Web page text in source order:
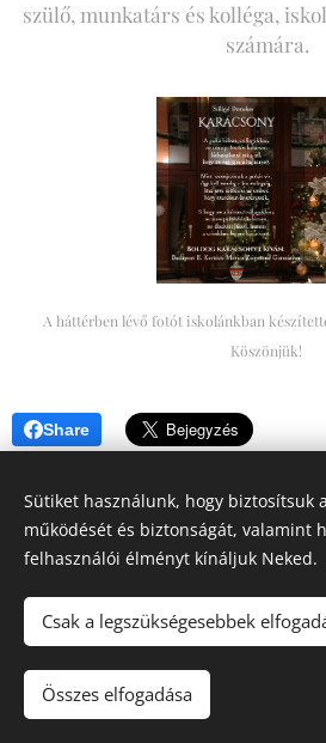
szülő, munkatárs és kolléga,
számára.
A háttérben lévő fotót iskolánkban
Köszönjük!
Share
© 2026 Budapest II. Kerületi Móricz
1025 Budapest, Törökvész út 48-
⁕kapcsolat@moricz-
Sütiket használunk, hogy biztosítsuk
működését és biztonságát, valamint
felhasználói élményt kínáljuk Neked.
Csak a legszükségesebbek
Összes elfogadása